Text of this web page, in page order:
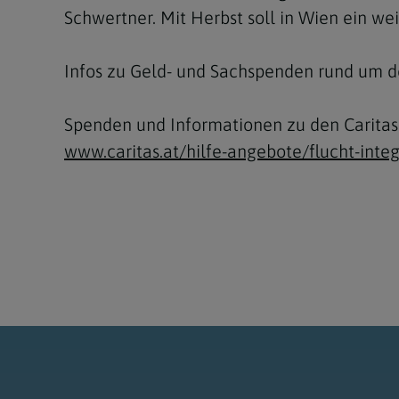
Schwertner. Mit Herbst soll in Wien ein
Infos zu Geld- und Sachspenden rund um
Spenden und Informationen zu den
www.caritas.at/hilfe-angebote/flucht-